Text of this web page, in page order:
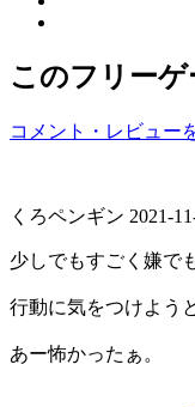
このフリー
コメント・レビュー
くろペンギン 2021-
少しでもすごく嫌で
行動に気をつけよう
あー怖かったぁ。